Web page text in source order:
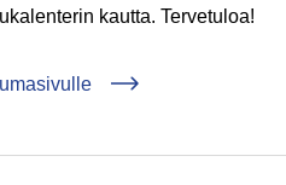
kautta. Tervetuloa!